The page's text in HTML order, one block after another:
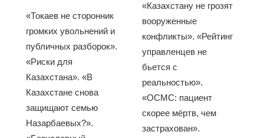
«Токаев не сторонник
громких увольнений и
публичных разборок».
«Риски для
Казахстана». «В
Казахстане снова
защищают семью
Назарбаевых?».
«Казахстану не грозят
вооруженные
конфликты». «Рейтинг
управленцев не
бьется с
реальностью».
«ОСМС: пациент
скорее мёртв, чем
застрахован».